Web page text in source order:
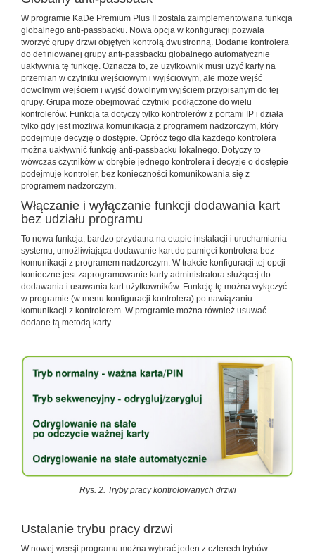
W programie KaDe Premium Plus II została zaimplementowana funkcja
globalnego anti-passbacku. Nowa opcja w konfiguracji pozwala
tworzyć grupy drzwi objętych kontrolą dwustronną. Dodanie kontrolera
do definiowanej grupy anti-passbacku globalnego automatycznie
uaktywnia tę funkcję. Oznacza to, że użytkownik musi użyć karty na
przemian w czytniku wejściowym i wyjściowym, ale może wejść
dowolnym wejściem i wyjść dowolnym wyjściem przypisanym do tej
grupy. Grupa może obejmować czytniki podłączone do wielu
kontrolerów. Funkcja ta dotyczy tylko kontrolerów z portami IP i działa
tylko gdy jest możliwa komunikacja z programem nadzorczym, który
podejmuje decyzję o dostępie. Oprócz tego dla każdego kontrolera
można uaktywnić funkcję anti-passbacku lokalnego. Dotyczy to
wówczas czytników w obrębie jednego kontrolera i decyzje o dostępie
podejmuje kontroler, bez konieczności komunikowania się z
programem nadzorczym.
Włączanie i wyłączanie funkcji dodawania kart
bez udziału programu
To nowa funkcja, bardzo przydatna na etapie instalacji i uruchamiania
systemu, umożliwiająca dodawanie kart do pamięci kontrolera bez
komunikacji z programem nadzorczym. W trakcie konfiguracji tej opcji
konieczne jest zaprogramowanie karty administratora służącej do
dodawania i usuwania kart użytkowników. Funkcję tę można wyłączyć
w programie (w menu konfiguracji kontrolera) po nawiązaniu
komunikacji z kontrolerem. W programie można również usuwać
dodane tą metodą karty.
Rys. 2. Tryby pracy kontrolowanych drzwi
Ustalanie trybu pracy drzwi
W nowej wersji programu można wybrać jeden z czterech trybów